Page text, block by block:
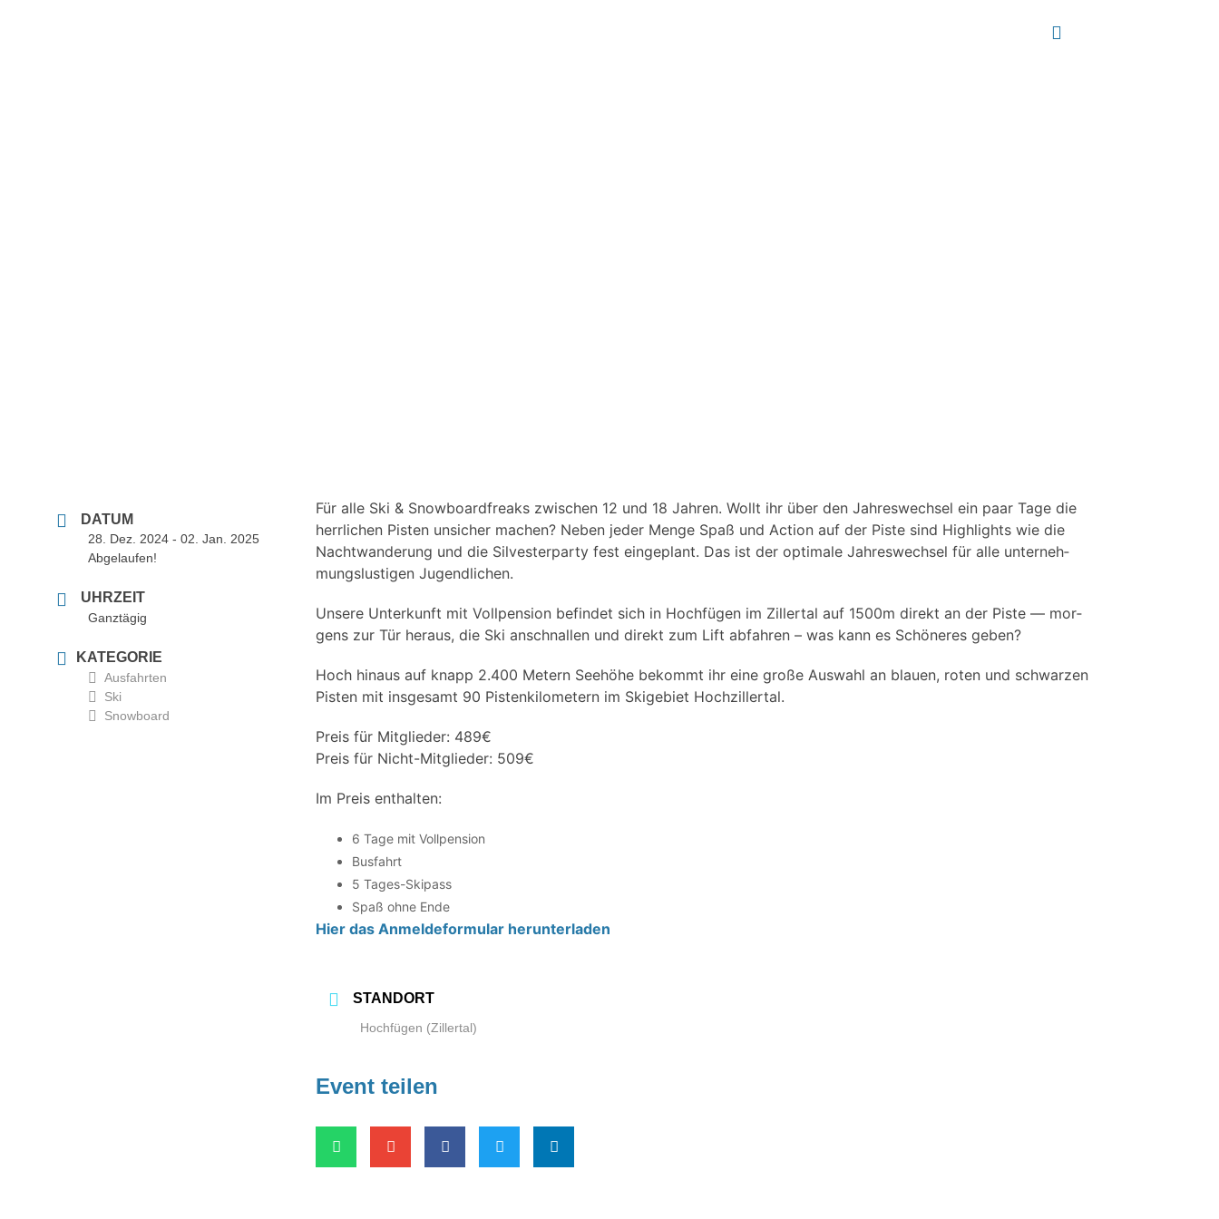
DATUM
28. Dez. 2024 - 02. Jan. 2025
Abgelaufen!
UHRZEIT
Ganztägig
KATEGORIE
Ausfahrten
Ski
Snowboard
Für alle Ski & Snow­board­freaks zwi­schen 12 und 18 Jah­ren. Wollt ihr über den Jah­res­wech­sel ein paar Tage die
herr­li­chen Pis­ten unsi­cher machen? Neben jeder Men­ge Spaß und Action auf der Pis­te sind High­lights wie die
Nacht­wan­de­rung und die Sil­ves­ter­par­ty fest ein­ge­plant. Das ist der opti­ma­le Jah­res­wech­sel für alle unter­neh­
mungs­lus­ti­gen Jugendlichen.
Unse­re Unter­kunft mit Voll­pen­si­on befin­det sich in Hoch­fü­gen im Zil­ler­tal auf 1500m direkt an der Pis­te — mor­
gens zur Tür her­aus, die Ski anschnal­len und direkt zum Lift abfah­ren – was kann es Schö­ne­res geben?
Hoch hin­aus auf knapp 2.400 Metern See­hö­he bekommt ihr eine gro­ße Aus­wahl an blau­en, roten und schwar­zen
Pis­ten mit ins­ge­samt 90 Pis­ten­ki­lo­me­tern im Ski­ge­biet Hochzillertal.
Preis für Mit­glie­der: 489€
Preis für Nicht-Mit­glie­der: 509€
Im Preis enthalten:
6 Tage mit Vollpension
Bus­fahrt
5 Tages-Ski­pass
Spaß ohne Ende
Hier das Anmel­de­for­mu­lar herunterladen
STANDORT
Hochfügen (Zillertal)
Event teilen